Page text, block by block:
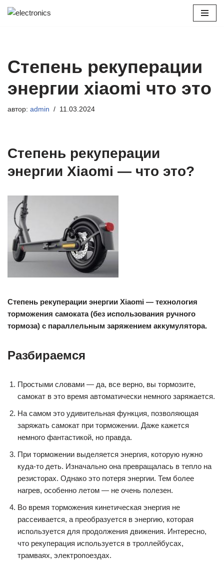
Степень рекуперации
энергии xiaomi что это
автор: admin 11.03.2024
Cтепень рекуперации
энергии Xiaomi — что это?
Cтепень рекуперации энергии Xiaomi — технология
торможения самоката (без использования ручного
тормоза) с параллельным заряжением аккумулятора.
Разбираемся
Простыми словами — да, все верно, вы тормозите,
самокат в это время автоматически немного заряжается.
На самом это удивительная функция, позволяющая
заряжать самокат при торможении. Даже кажется
немного фантастикой, но правда.
При торможении выделяется энергия, которую нужно
куда-то деть. Изначально она превращалась в тепло на
резисторах. Однако это потеря энергии. Тем более
нагрев, особенно летом — не очень полезен.
Во время торможения кинетическая энергия не
рассеивается, а преобразуется в энергию, которая
используется для продолжения движения. Интересно,
что рекуперация используется в троллейбусах,
трамваях, электропоездах.